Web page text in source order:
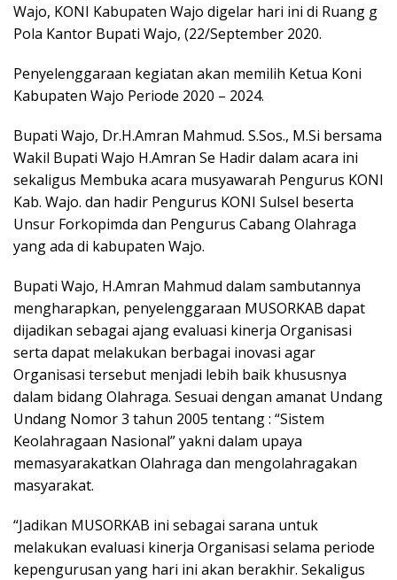
Wajo, KONI Kabupaten Wajo digelar hari ini di Ruang g
Pola Kantor Bupati Wajo, (22/September 2020.
Penyelenggaraan kegiatan akan memilih Ketua Koni
Kabupaten Wajo Periode 2020 – 2024.
Bupati Wajo, Dr.H.Amran Mahmud. S.Sos., M.Si bersama
Wakil Bupati Wajo H.Amran Se Hadir dalam acara ini
sekaligus Membuka acara musyawarah Pengurus KONI
Kab. Wajo. dan hadir Pengurus KONI Sulsel beserta
Unsur Forkopimda dan Pengurus Cabang Olahraga
yang ada di kabupaten Wajo.
Bupati Wajo, H.Amran Mahmud dalam sambutannya
mengharapkan, penyelenggaraan MUSORKAB dapat
dijadikan sebagai ajang evaluasi kinerja Organisasi
serta dapat melakukan berbagai inovasi agar
Organisasi tersebut menjadi lebih baik khususnya
dalam bidang Olahraga. Sesuai dengan amanat Undang
Undang Nomor 3 tahun 2005 tentang : “Sistem
Keolahragaan Nasional” yakni dalam upaya
memasyarakatkan Olahraga dan mengolahragakan
masyarakat.
“Jadikan MUSORKAB ini sebagai sarana untuk
melakukan evaluasi kinerja Organisasi selama periode
kepengurusan yang hari ini akan berakhir. Sekaligus